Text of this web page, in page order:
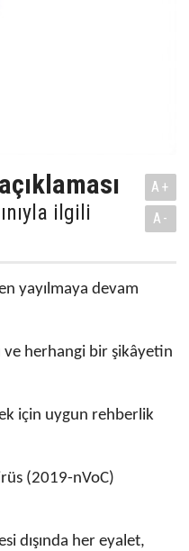
ilgili
A+
A-
yayılmaya devam
ve herhangi bir şikâyetin
için uygun rehberlik
(2019-nVoC)
dışında her eyalet,